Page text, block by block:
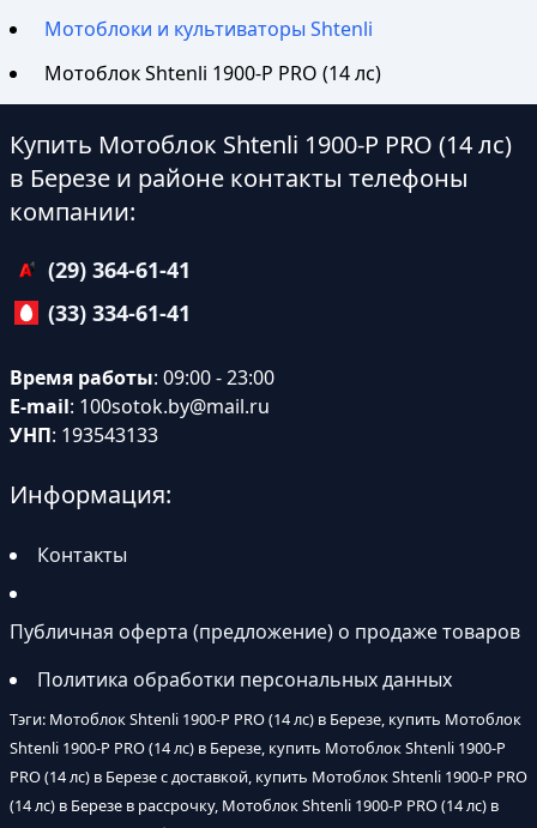
Мотоблоки и культиваторы Shtenli
Мотоблок Shtenli 1900-P PRO (14 лс)
Купить Мотоблок Shtenli 1900-P PRO (14 лс)
в Березе и районе контакты телефоны
компании:
(29) 364-61-41
(33) 334-61-41
Время работы: 09:00 - 23:00
E-mail: 100sotok.by@mail.ru
УНП: 193543133
Информация:
Контакты
Публичная оферта (предложение) о продаже товаров
Политика обработки персональных данных
Тэги: Мотоблок Shtenli 1900-P PRO (14 лс) в Березе, купить Мотоблок
Shtenli 1900-P PRO (14 лс) в Березе, купить Мотоблок Shtenli 1900-P
PRO (14 лс) в Березе с доставкой, купить Мотоблок Shtenli 1900-P PRO
(14 лс) в Березе в рассрочку, Мотоблок Shtenli 1900-P PRO (14 лс) в